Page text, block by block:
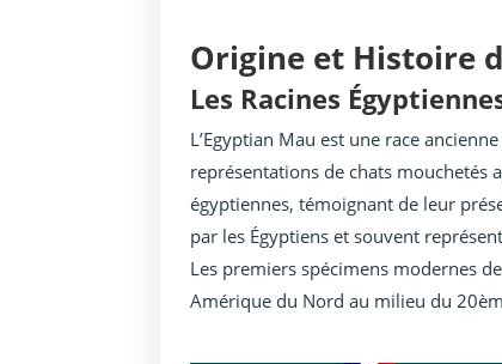
Origine et Histoire
Les Racines
L’Egyptian Mau est une race
représentations de chats mouchetés
égyptiennes, témoignant de leur
par les Égyptiens et souvent
Les premiers spécimens modernes
Amérique du Nord au milieu du